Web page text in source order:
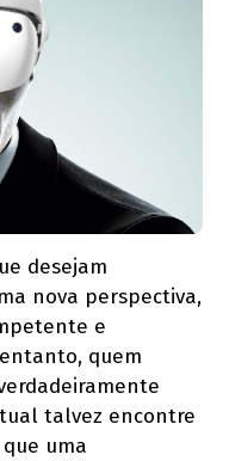
desejam
nova perspectiva,
e
quem
talvez encontre
uma